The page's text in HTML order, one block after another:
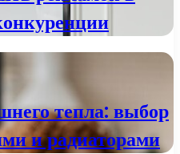
тепла: выбор
и радиаторами